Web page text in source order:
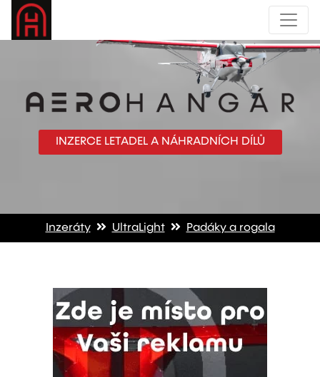
INZERCE LETADEL A NÁHRADNÍCH DÍLŮ
Inzeráty UltraLight Padáky a rogala